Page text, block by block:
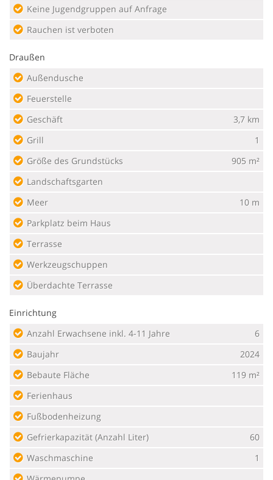
Keine Jugendgruppen auf Anfrage
Rauchen ist verboten
Draußen
Außendusche
Feuerstelle
Geschäft
3,7 km
Grill
1
Größe des Grundstücks
905 m²
Landschaftsgarten
Meer
10 m
Parkplatz beim Haus
Terrasse
Werkzeugschuppen
Überdachte Terrasse
Einrichtung
Anzahl Erwachsene inkl. 4-11 Jahre
6
Baujahr
2024
Bebaute Fläche
119 m²
Ferienhaus
Fußbodenheizung
Gefrierkapazität (Anzahl Liter)
60
Waschmaschine
1